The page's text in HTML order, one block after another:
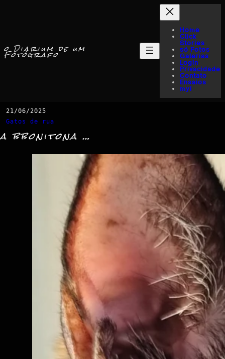
o Diarium de um
Fotógrafo
Home
Click
Stories
só Fotos
Galerias
Login
Privacidade
Contato
Ensaios
myI
21/06/2025
Gatos de rua
a bbonitona …